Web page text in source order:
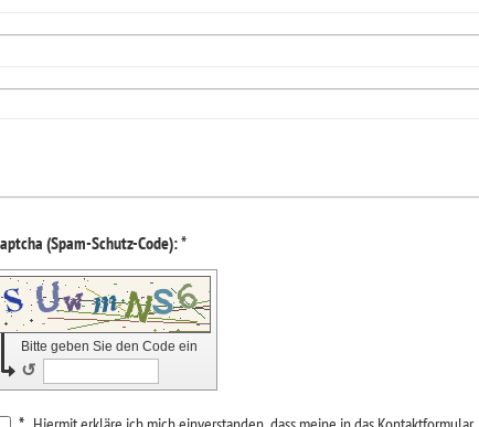
Captcha (Spam-Schutz-Code): *
Bitte geben Sie den Code ein
↺